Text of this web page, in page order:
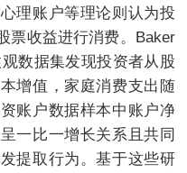
理账户等理论则认为投
票收益进行消费。Baker
数据集发现投资者从股
增值，家庭消费支出随
账户数据样本中账户净
一比一增长关系且共同
提取行为。基于这些研